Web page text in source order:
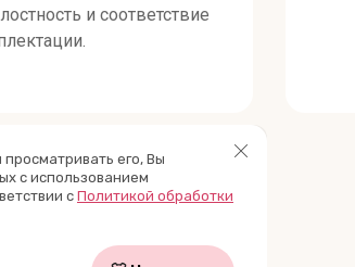
и соответствие
его, Вы
с использованием
с Политикой обработки